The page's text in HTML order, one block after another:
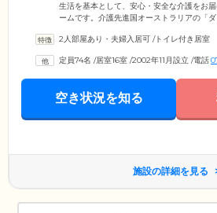
生活を基本として、安心・安全な介護をお
ームです。介護先進国オーストラリアの「
状況に合わせたオーダーメイドのサービスを
安心いただけるよう緊急ボタンも設置してい
質の高いサービスをご提供するため、研修
2人部屋あり・夫婦入居可 /トイレ付き居室
定員74名 /居室16室 /2002年11月設立 /電話
空き状況を知る
施設の詳細を見る